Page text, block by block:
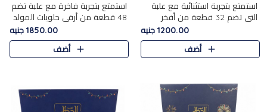
استمتع بتجربة استثنائية مع علبة
التي تضم 32 قطعة من أفخر
حلويات المولد الشرقية، في تشكيلة
تجمع بين الأصالة والاختيارات
الفاخرة. تحتوي العلبة..
1200.00 جنيه
أضف
استمتع بتجربة فاخرة مع علبة تضم
48 قطعة من أرقى حلويات المولد
الشرقية، في تشكيلة تجمع بين
الأصناف التقليدية الفاخرة والاختيارات
1850.00 جنيه
أضف